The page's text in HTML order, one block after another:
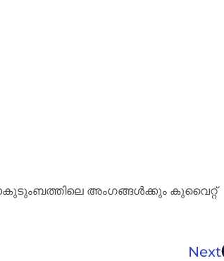
അംഗങ്ങൾക്കും കുവൈറ്റ്
Next